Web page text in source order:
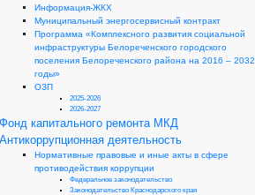
Информация-ЖКХ
Муниципальный энергосервисный контракт
Программа «Комплексного развития социальной
инфраструктуры Белореченского городского
поселения Белореченского района на 2016 – 2032
годы»
ОЗП
2025-2026
2026-2027
Фонд капитального ремонта МКД
Антикоррупционная деятельность
Нормативные правовые и иные акты в сфере
противодействия коррупции
Федеральное законодательство
Законодательство Краснодарского края